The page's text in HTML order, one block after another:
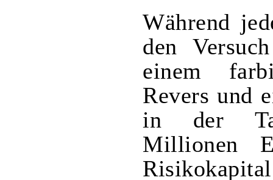
Während
den
einem
Revers und
in der
Millionen